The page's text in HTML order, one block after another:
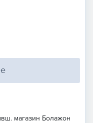
магазин Болажон